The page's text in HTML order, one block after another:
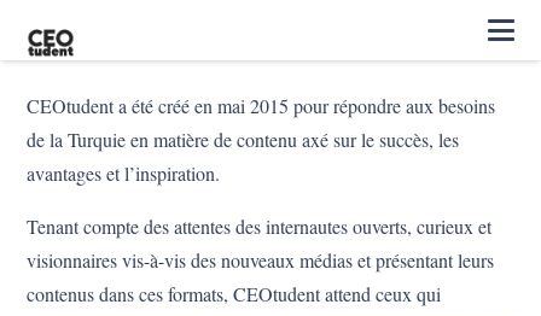
CEOtudent a été créé en mai 2015 pour répondre aux besoins
de la Turquie en matière de contenu axé sur le succès, les
avantages et l’inspiration.
Tenant compte des attentes des internautes ouverts, curieux et
visionnaires vis-à-vis des nouveaux médias et présentant leurs
contenus dans ces formats, CEOtudent attend ceux qui